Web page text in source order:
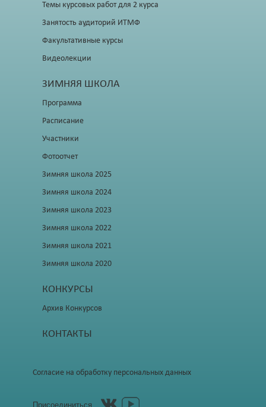
Темы курсовых работ для 2 курса
Занятость аудиторий ИТМФ
Факультативные курсы
Видеолекции
ЗИМНЯЯ ШКОЛА
Программа
Расписание
Участники
Фотоотчет
Зимняя школа 2025
Зимняя школа 2024
Зимняя школа 2023
Зимняя школа 2022
Зимняя школа 2021
Зимняя школа 2020
КОНКУРСЫ
Архив Конкурсов
КОНТАКТЫ
Согласие на обработку персональных данных
Присоединиться